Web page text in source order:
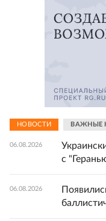
НОВОСТИ ВАЖНЫЕ
06.08.2026
с
06.08.2026